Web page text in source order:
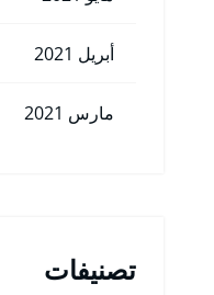
أبريل 2021
مارس 2021
تصنيفات